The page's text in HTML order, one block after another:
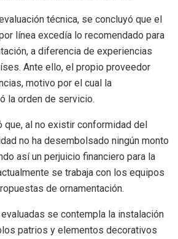
técnica, se concluyó que el
línea excedía lo recomendado para
a diferencia de experiencias
Ante ello, el propio proveedor
motivo por el cual la
la orden de servicio.
que, al no existir conformidad del
no ha desembolsado ningún monto
así un perjuicio financiero para la
se trabaja con los equipos
de ornamentación.
se contempla la instalación
patrios y elementos decorativos